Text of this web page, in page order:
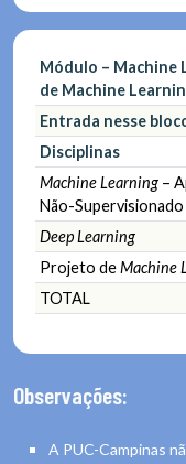
Módulo – Machine
de Machine
Entrada nesse
Disciplinas
Machine Learning –
Não-Supervisionado
Deep Learning
Projeto deMachine
TOTAL
Observações:
A PUC-Campinas